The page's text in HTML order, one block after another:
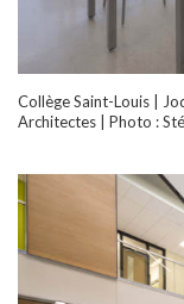
Collège Saint-Louis |
Architectes | Photo :